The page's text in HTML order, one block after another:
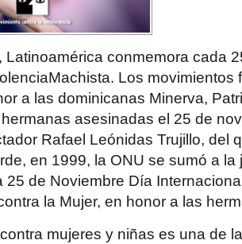
Latinoamérica conmemora cada
Los movimientos
a las dominicanas Minerva,
asesinadas el 25 de
Rafael Leónidas Trujillo, del
en 1999, la ONU se sumó a
25 de Noviembre Día
la Mujer, en honor a las
mujeres y niñas es una de